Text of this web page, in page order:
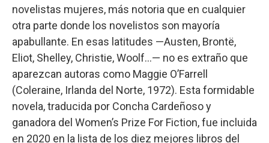
novelistas mujeres, más notoria que en cualquier
otra parte donde los novelistos son mayoría
apabullante. En esas latitudes —Austen, Brontë,
Eliot, Shelley, Christie, Woolf…— no es extraño que
aparezcan autoras como Maggie O’Farrell
(Coleraine, Irlanda del Norte, 1972). Esta formidable
novela, traducida por Concha Cardeñoso y
ganadora del Women’s Prize For Fiction, fue incluida
en 2020 en la lista de los diez mejores libros del